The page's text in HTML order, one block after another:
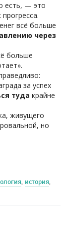
есть, — это
всё больше
через
больше
за успех
туда крайне
живущего
но
, история,